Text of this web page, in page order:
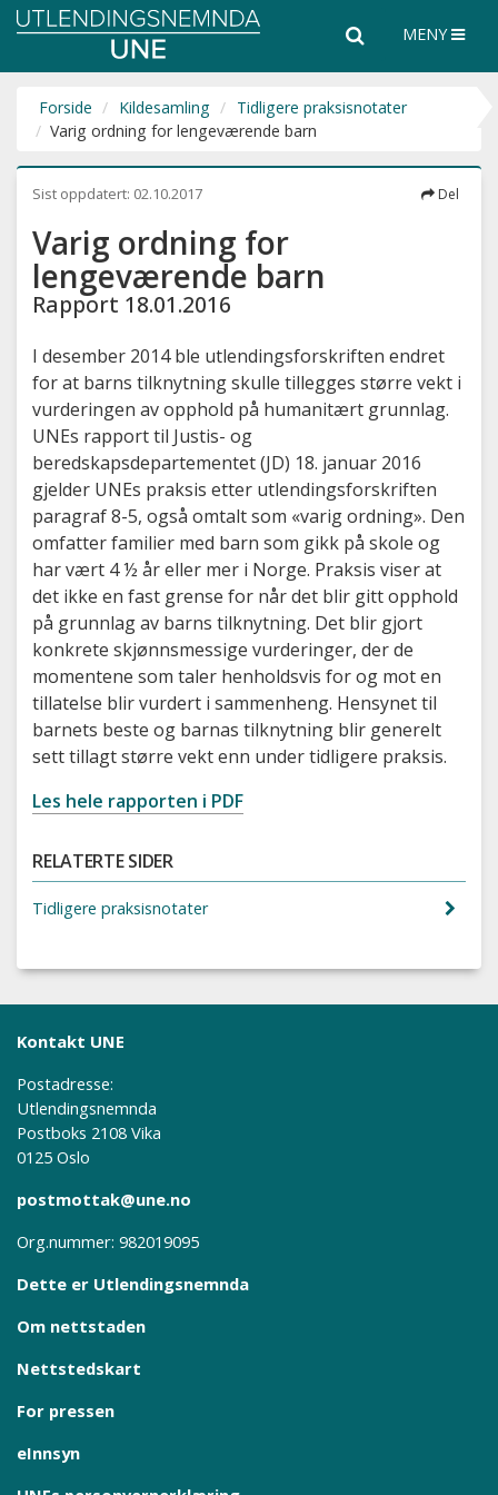
Utlendingsnemnda
hele
nettsiden
Søk MENY
Forside Kildesamling
Tidligere praksisnotater
Varig ordning for lengeværende barn
Sist oppdatert: 02.10.2017 Del
Varig ordning for
lengeværende barn
Rapport 18.01.2016
I desember 2014 ble utlendingsforskriften endret
for at barns tilknytning skulle tillegges større vekt i
vurderingen av opphold på humanitært grunnlag.
UNEs rapport til Justis- og
beredskapsdepartementet (JD) 18. januar 2016
gjelder UNEs praksis etter utlendingsforskriften
paragraf 8-5, også omtalt som «varig ordning». Den
omfatter familier med barn som gikk på skole og
har vært 4 ½ år eller mer i Norge. Praksis viser at
det ikke en fast grense for når det blir gitt opphold
på grunnlag av barns tilknytning. Det blir gjort
konkrete skjønnsmessige vurderinger, der de
momentene som taler henholdsvis for og mot en
tillatelse blir vurdert i sammenheng. Hensynet til
barnets beste og barnas tilknytning blir generelt
sett tillagt større vekt enn under tidligere praksis.
Les hele rapporten i PDF
RELATERTE SIDER
Tidligere praksisnotater
Kontakt UNE
Postadresse:
Utlendingsnemnda
Postboks 2108 Vika
0125 Oslo
postmottak@une.no
Org.nummer: 982019095
Dette er Utlendingsnemnda
Om nettstaden
Nettstedskart
For pressen
eInnsyn